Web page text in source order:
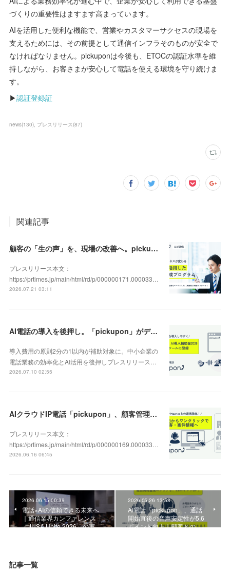
づくりの重要性はますます高まっています。
AIを活用した便利な機能で、営業やカスタマーサクセスの現場を
支えるためには、その前提として通信インフラそのものが安全で
なければなりません。pickuponは今後も、ETOCの認証水準を維
持しながら、お客さまが安心して電話を使える環境を守り続けま
す。
▶︎認証登録証
news(130) プレスリリース(87)
関連記事
顧客の「生の声」を、現場の改善へ。pickupon、実践型「DX人材育成研修」の提供を開始
プレスリリース本文：
https://prtimes.jp/main/html/rd/p/000000171.000033…
2026.07.21 03:11
AI電話の導入を後押し。「pickupon」がデジタル化・AI導入補助金2026（旧IT導入補助金）の対象ツールとして登録
導入費用の原則2分の1以内が補助対象に。中小企業の
電話業務の効率化とAI活用を後押しプレスリリース…
2026.07.10 02:55
AIクラウドIP電話「pickupon」、顧客管理システム「Mazrica」上の顧客や案件の詳細情報へワンクリックで遷移できる新機能を追加
プレスリリース本文：
https://prtimes.jp/main/html/rd/p/000000169.000033…
2026.06.16 06:45
2026.06.15 00:39
電話×AIの信頼できる未来へ
｜通信業界カンファレンス
「JUSA Unite 2026」の実…
2026.05.26 13:58
AI電話「pickupon」、通話
開始直後の音声安定性が5.6
ポイント向上｜顧客との…
記事一覧